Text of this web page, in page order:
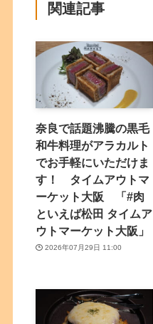
関連記事
奈良で話題沸騰の黒毛
和牛料理がアラカルト
でお手軽にいただけま
す！ タイムアウトマ
ーケット大阪 「#肉
といえば松田 タイムア
ウトマーケット大阪」
2026年07月29日 11:00